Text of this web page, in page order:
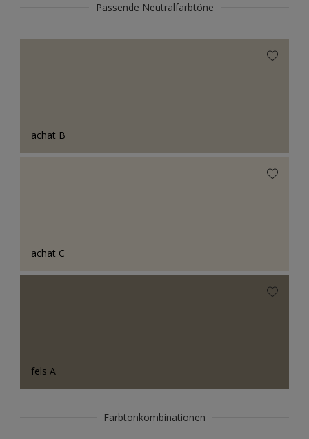
Passende Neutralfarbtöne
achat B
achat C
fels A
Farbtonkombinationen